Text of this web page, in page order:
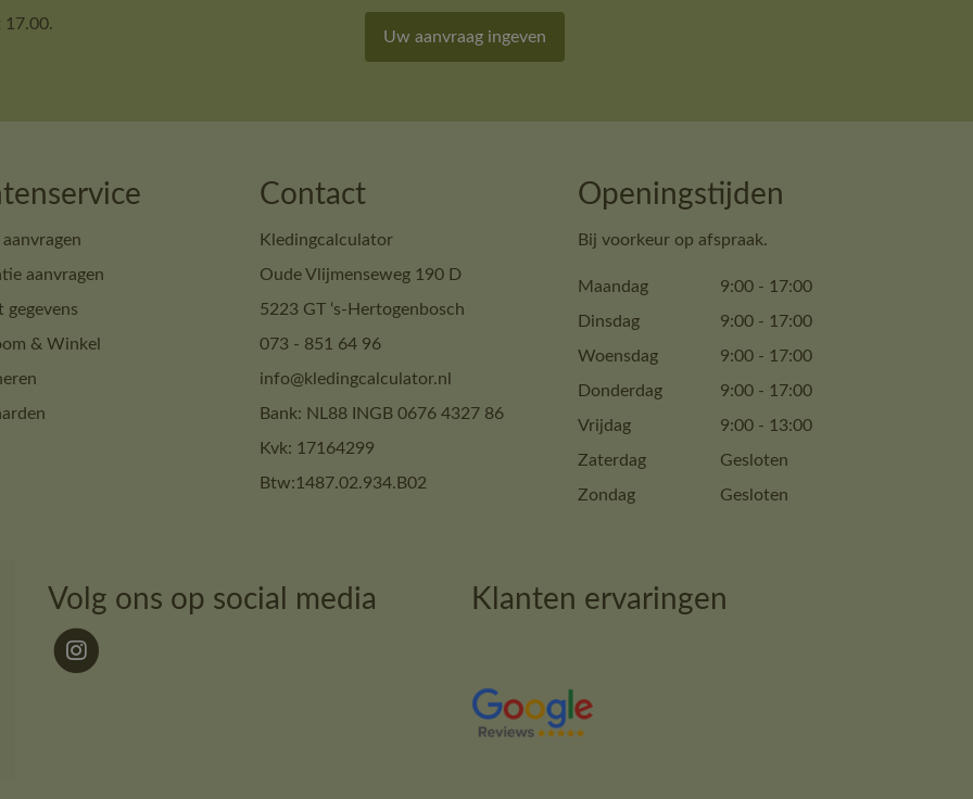
17.00.
Uw aanvraag ingeven
aanvragen
gegevens
& Winkel
Contact
Kledingcalculator
Oude Vlijmenseweg 190 D
5223 GT ‘s-Hertogenbosch
073 - 851 64 96
info@kledingcalculator.nl
Bank: NL88 INGB 0676 4327 86
Kvk: 17164299
Btw:1487.02.934.B02
Openingstijden
Bij voorkeur op afspraak.
Maandag 9:00 - 17:00
Dinsdag
9:00 - 17:00
Woensdag
9:00 - 17:00
Donderdag
9:00 - 17:00
Vrijdag
9:00 - 13:00
Zaterdag
Gesloten
Zondag
Gesloten
Volg ons op social media Klanten ervaringen